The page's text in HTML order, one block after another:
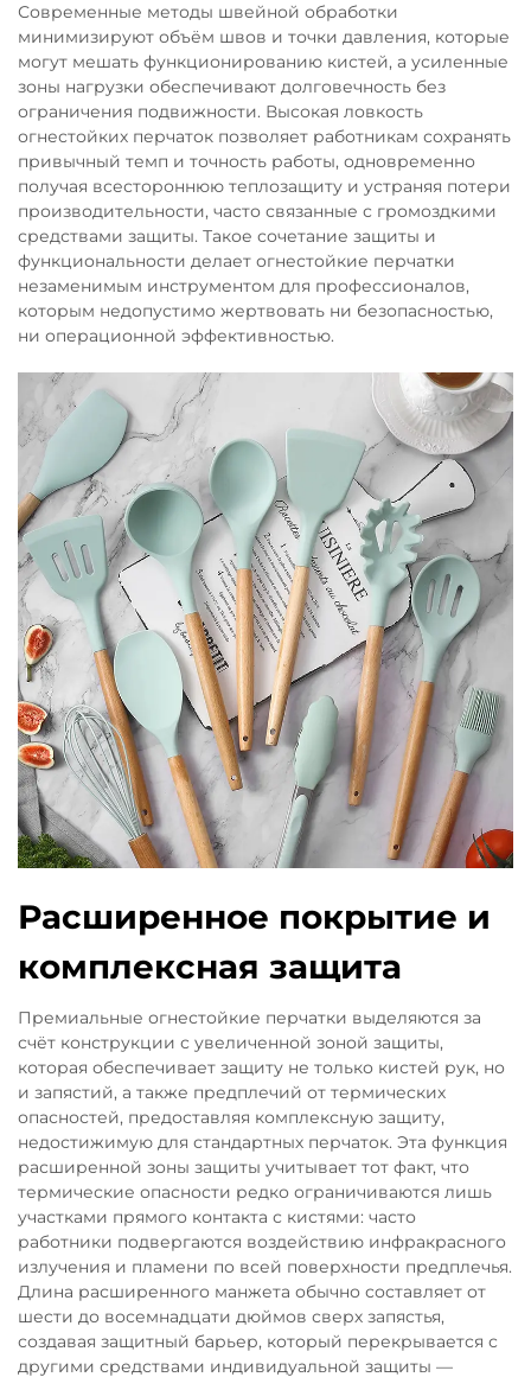
Современные методы швейной обработки
минимизируют объём швов и точки давления, которые
могут мешать функционированию кистей, а усиленные
зоны нагрузки обеспечивают долговечность без
ограничения подвижности. Высокая ловкость
огнестойких перчаток позволяет работникам сохранять
привычный темп и точность работы, одновременно
получая всестороннюю теплозащиту и устраняя потери
производительности, часто связанные с громоздкими
средствами защиты. Такое сочетание защиты и
функциональности делает огнестойкие перчатки
незаменимым инструментом для профессионалов,
которым недопустимо жертвовать ни безопасностью,
ни операционной эффективностью.
Расширенное покрытие и
комплексная защита
Премиальные огнестойкие перчатки выделяются за
счёт конструкции с увеличенной зоной защиты,
которая обеспечивает защиту не только кистей рук, но
и запястий, а также предплечий от термических
опасностей, предоставляя комплексную защиту,
недостижимую для стандартных перчаток. Эта функция
расширенной зоны защиты учитывает тот факт, что
термические опасности редко ограничиваются лишь
участками прямого контакта с кистями: часто
работники подвергаются воздействию инфракрасного
излучения и пламени по всей поверхности предплечья.
Длина расширенного манжета обычно составляет от
шести до восемнадцати дюймов сверх запястья,
создавая защитный барьер, который перекрывается с
другими средствами индивидуальной защиты —